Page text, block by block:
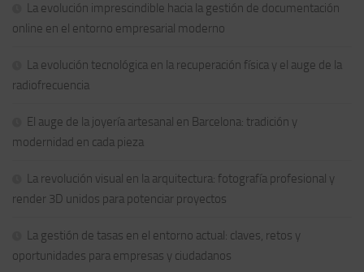
La evolución imprescindible hacia la gestión de documentación
online en el entorno empresarial moderno
La evolución tecnológica en la recuperación física y el auge de la
radiofrecuencia
El auge de la joyería artesanal en Barcelona: tradición y
modernidad en cada pieza
La revolución visual en la arquitectura: fotografía profesional y
render 3D unidos para potenciar proyectos
La gestión de tasas en el entorno actual: claves, retos y
oportunidades para empresas y ciudadanos